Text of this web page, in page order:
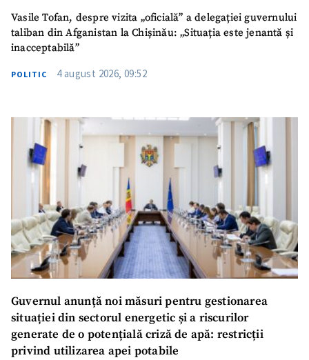
Vasile Tofan, despre vizita „oficială” a delegației guvernului
taliban din Afganistan la Chișinău: „Situația este jenantă și
inacceptabilă”
POLITIC 4 august 2026, 09:52
Guvernul anunță noi măsuri pentru gestionarea
situației din sectorul energetic și a riscurilor
generate de o potențială criză de apă: restricții
privind utilizarea apei potabile